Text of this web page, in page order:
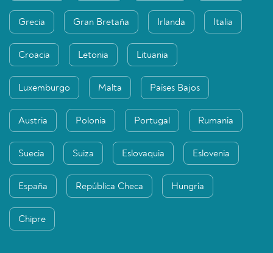
Grecia Gran Bretaña Irlanda Italia
Croacia Letonia Lituania
Luxemburgo Malta Países Bajos
Austria Polonia Portugal Rumanía
Suecia Suiza Eslovaquia Eslovenia
España República Checa Hungría
Chipre